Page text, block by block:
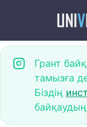
Грант
тамызға
Біздің
байқаудың